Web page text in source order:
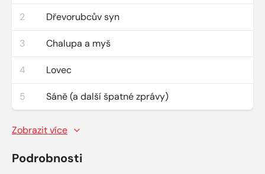
2 Dřevorubcův syn
3 Chalupa a myš
4 Lovec
5 Sáně (a další špatné zprávy)
Zobrazit více
Podrobnosti